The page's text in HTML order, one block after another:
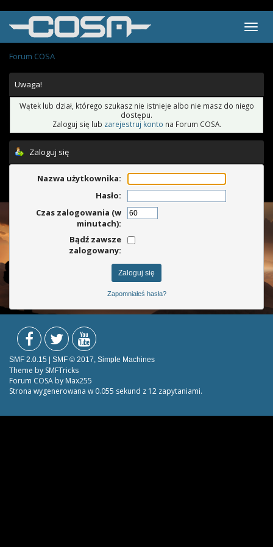
Forum COSA
Uwaga!
Wątek lub dział, którego szukasz nie istnieje albo nie masz do niego
dostępu.
Zaloguj się lub zarejestruj konto na Forum COSA.
Zaloguj się
Nazwa użytkownika:
Hasło:
Czas zalogowania (w
minutach):
Bądź zawsze
zalogowany:
Zapomniałeś hasła?
SMF 2.0.15 | SMF © 2017 Simple Machines
Theme by SMFTricks
Forum COSA by Max255
Strona wygenerowana w 0.055 sekund z 12 zapytaniami.